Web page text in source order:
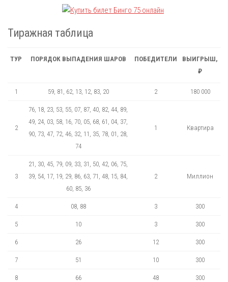
Тиражная таблица
ТУР ПОРЯДОК ВЫПАДЕНИЯ ШАРОВ ПОБЕДИТЕЛИ
ВЫИГРЫШ,
₽
1 59, 81, 62, 13, 12, 83, 20 2 180 000
2
76, 18, 23, 53, 55, 07, 87, 40, 82, 44, 89,
49, 24, 03, 58, 16, 70, 05, 68, 61, 04, 37,
90, 73, 47, 72, 46, 32, 11, 35, 78, 01, 28,
74
1 Квартира
3
21, 30, 45, 79, 09, 33, 31, 50, 42, 06, 75,
39, 54, 17, 19, 29, 86, 63, 71, 48, 15, 84,
60, 85, 36
2 Миллион
4 08, 88 3 300
5 10 3 300
6 26 12 300
7 51 10 300
8 66 48 300